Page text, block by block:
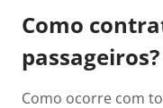
Como
passageiros?
Como ocorre com